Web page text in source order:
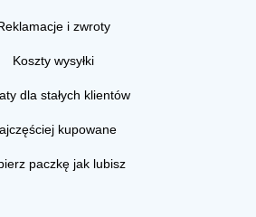
i zwroty
Koszty wysyłki
dla stałych klientów
kupowane
paczkę jak lubisz